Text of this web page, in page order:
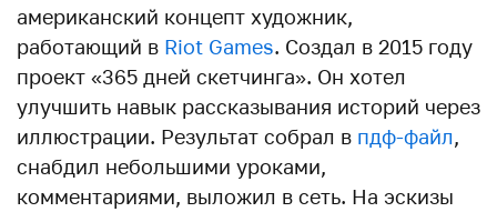
американский концепт художник,
работающий в Riot Games. Создал в 2015 году
проект «365 дней скетчинга». Он хотел
улучшить навык рассказывания историй через
иллюстрации. Результат собрал в пдф-файл,
снабдил небольшими уроками,
комментариями, выложил в сеть. На эскизы